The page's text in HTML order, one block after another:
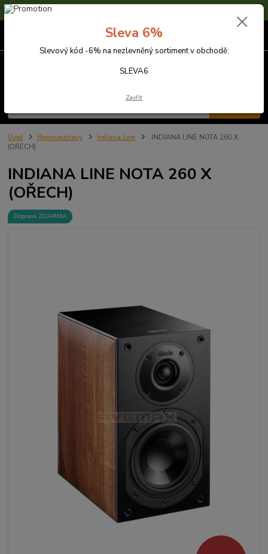
Sleva 6% na nezlevněné zboží s kódem SLEVA6
Úvod Reprosoustavy Indiana Line
INDIANA LINE NOTA 260 X
(OŘECH)
INDIANA LINE NOTA 260 X
(OŘECH)
Doprava ZDARMA
Sleva 6%
Slevový kód -6% na nezlevněný sortiment v obchodě:
SLEVA6
Zavřít